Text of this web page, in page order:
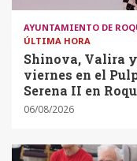
AYUNTAMIENTO DE
ÚLTIMA HORA
Shinova, Valira
viernes en el
Serena II en
06/08/2026